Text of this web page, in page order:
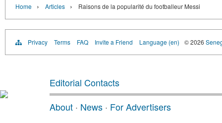
Home › Articles › Raisons de la popularité du footballeur Messi
Privacy Terms FAQ Invite a Friend Language (en) © 2026
Editorial Contacts
About · News · For Advertisers